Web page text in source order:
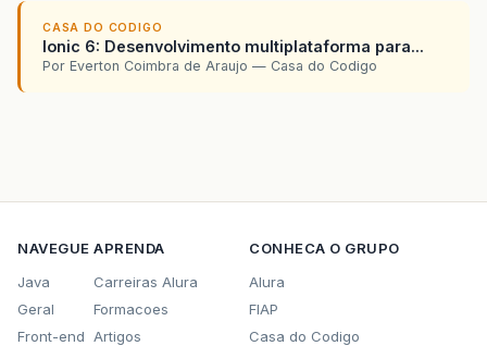
CASA DO CODIGO
Ionic 6: Desenvolvimento multiplataforma para...
Por Everton Coimbra de Araujo — Casa do Codigo
NAVEGUE
Java
Geral
Front-end
APRENDA
Carreiras Alura
Formacoes
Artigos
CONHECA O GRUPO
Alura
FIAP
Casa do Codigo